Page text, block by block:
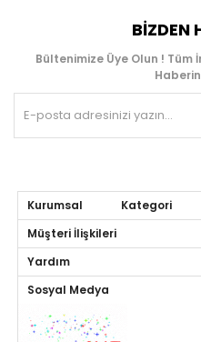
BIZDEN
Bültenimize Üye Olun ! Tüm
Kurumsal Kategori
Müşteri İlişkileri
Yardım
Sosyal Medya